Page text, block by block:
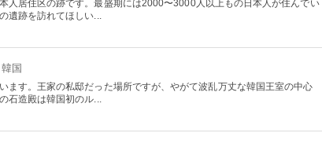
人居住区の跡です。最盛期には2000〜3000人以上もの日本人が住んでい
遺跡を訪れてほしい...
国
ます。王家の私邸だった場所ですが、やがて波乱万丈な韓国王室の中心
石造殿は韓国初のル...